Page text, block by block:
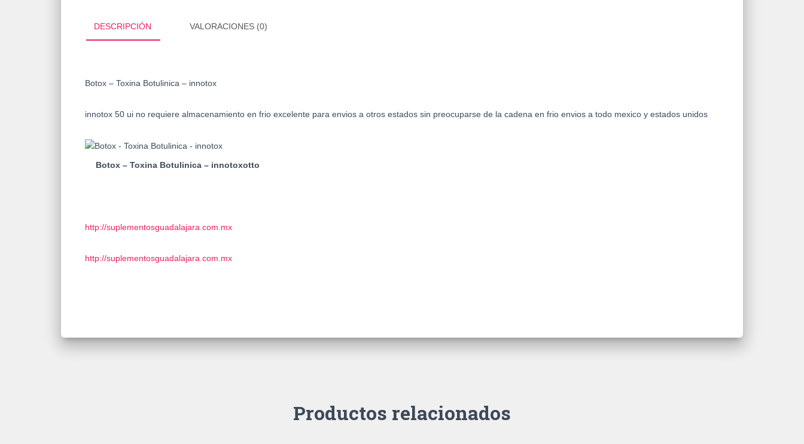
DESCRIPCIÓN VALORACIONES (0)
Botox – Toxina Botulinica – innotox
innotox 50 ui no requiere almacenamiento en frio excelente para envios a otros estados sin preocuparse de la cadena en frio envios a todo mexico y estados unidos
Botox – Toxina Botulinica – innotoxotto
http://suplementosguadalajara.com.mx
http://suplementosguadalajara.com.mx
Productos relacionados